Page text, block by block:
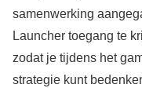
samenwerking
Launcher toegang te
zodat je tijdens het
strategie kunt